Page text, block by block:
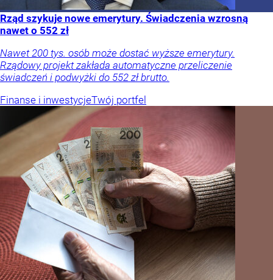
Rząd szykuje nowe emerytury. Świadczenia wzrosną
nawet o 552 zł
Nawet 200 tys. osób może dostać wyższe emerytury.
Rządowy projekt zakłada automatyczne przeliczenie
świadczeń i podwyżki do 552 zł brutto.
Finanse i inwestycjeTwój portfel